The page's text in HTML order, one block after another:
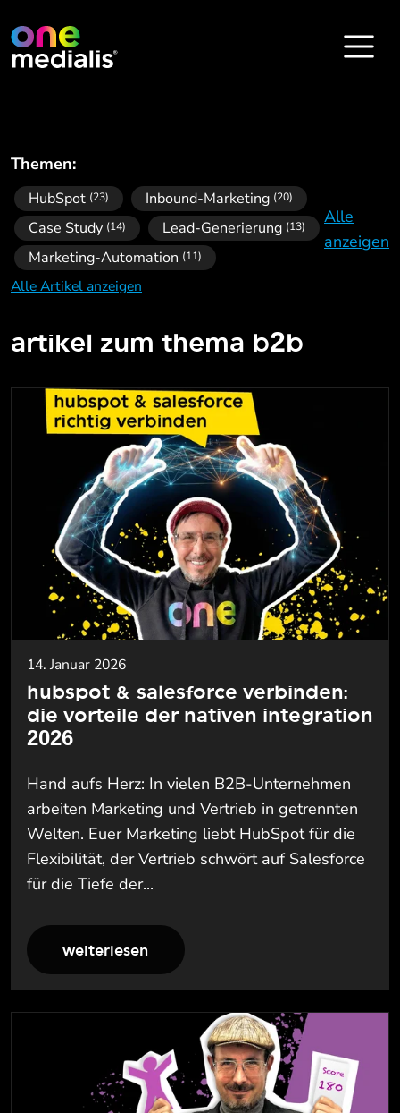
Themen:
HubSpot (23) Inbound-Marketing (20)
Case Study (14) Lead-Generierung (13)
Marketing-Automation (11)
Alle
anzeigen
Alle Artikel anzeigen
artikel zum thema b2b
14. Januar 2026
hubspot & salesforce verbinden:
die vorteile der nativen integration
2026
Hand aufs Herz: In vielen B2B-Unternehmen
arbeiten Marketing und Vertrieb in getrennten
Welten. Euer Marketing liebt HubSpot für die
Flexibilität, der Vertrieb schwört auf Salesforce
für die Tiefe der...
weiterlesen